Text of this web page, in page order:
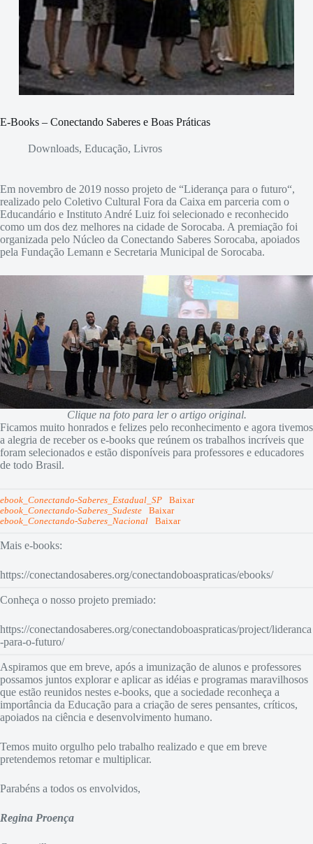
E-Books – Conectando Saberes e Boas Práticas
Downloads, Educação, Livros
Em novembro de 2019 nosso projeto de “Liderança para o futuro“,
realizado pelo Coletivo Cultural Fora da Caixa em parceria com o
Educandário e Instituto André Luiz foi selecionado e reconhecido
como um dos dez melhores na cidade de Sorocaba. A premiação foi
organizada pelo Núcleo da Conectando Saberes Sorocaba, apoiados
pela Fundação Lemann e Secretaria Municipal de Sorocaba.
Clique na foto para ler o artigo original.
Ficamos muito honrados e felizes pelo reconhecimento e agora tivemos
a alegria de receber os e-books que reúnem os trabalhos incríveis que
foram selecionados e estão disponíveis para professores e educadores
de todo Brasil.
ebook_Conectando-Saberes_Estadual_SP
Baixar
ebook_Conectando-Saberes_Sudeste
Baixar
ebook_Conectando-Saberes_Nacional
Baixar
Mais e-books:
https://conectandosaberes.org/conectandoboaspraticas/ebooks/
Conheça o nosso projeto premiado:
https://conectandosaberes.org/conectandoboaspraticas/project/lideranca
-para-o-futuro/
Aspiramos que em breve, após a imunização de alunos e professores
possamos juntos explorar e aplicar as idéias e programas maravilhosos
que estão reunidos nestes e-books, que a sociedade reconheça a
importância da Educação para a criação de seres pensantes, críticos,
apoiados na ciência e desenvolvimento humano.
Temos muito orgulho pelo trabalho realizado e que em breve
pretendemos retomar e multiplicar.
Parabéns a todos os envolvidos,
Regina Proença